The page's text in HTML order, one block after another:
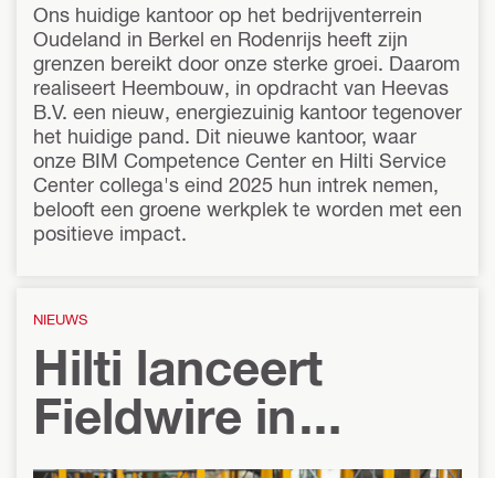
Ons huidige kantoor op het bedrijventerrein
Oudeland in Berkel en Rodenrijs heeft zijn
grenzen bereikt door onze sterke groei. Daarom
realiseert Heembouw, in opdracht van Heevas
B.V. een nieuw, energiezuinig kantoor tegenover
het huidige pand. Dit nieuwe kantoor, waar
onze BIM Competence Center en Hilti Service
Center collega's eind 2025 hun intrek nemen,
belooft een groene werkplek te worden met een
positieve impact.
NIEUWS
Hilti lanceert
Fieldwire in
Nederland